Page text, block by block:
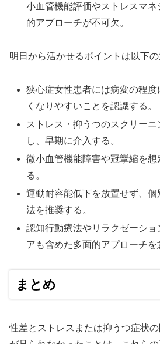
小血管機能評価やストレスマネ
的アプローチが不可欠。
明日から活かせるポイントは以下の
狭心症女性患者には病変の程
くなりやすいことを認識する。
ストレス・抑うつのスクリー
し、早期に介入する。
微小血管機能障害や冠攣縮を
る。
運動耐容能低下を放置せず、
法を推奨する。
認知行動療法やリラクゼーシ
アも含めた多面的アプローチを
まとめ
性差とストレスまたは抑うつ症状